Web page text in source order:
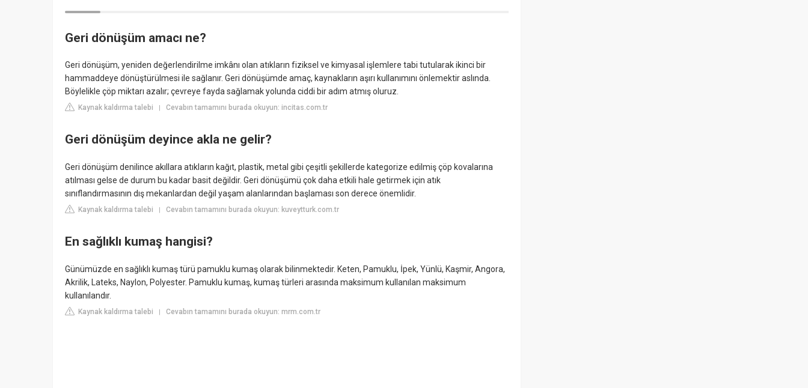
Geri dönüşüm amacı ne?
Geri dönüşüm, yeniden değerlendirilme imkânı olan atıkların fiziksel ve kimyasal işlemlere tabi tutularak ikinci bir
hammaddeye dönüştürülmesi ile sağlanır. Geri dönüşümde amaç, kaynakların aşırı kullanımını önlemektir aslında.
Böylelikle çöp miktarı azalır; çevreye fayda sağlamak yolunda ciddi bir adım atmış oluruz.
Kaynak kaldırma talebi | Cevabın tamamını burada okuyun: incitas.com.tr
Geri dönüşüm deyince akla ne gelir?
Geri dönüşüm denilince akıllara atıkların kağıt, plastik, metal gibi çeşitli şekillerde kategorize edilmiş çöp kovalarına
atılması gelse de durum bu kadar basit değildir. Geri dönüşümü çok daha etkili hale getirmek için atık
sınıflandırmasının dış mekanlardan değil yaşam alanlarından başlaması son derece önemlidir.
Kaynak kaldırma talebi | Cevabın tamamını burada okuyun: kuveytturk.com.tr
En sağlıklı kumaş hangisi?
Günümüzde en sağlıklı kumaş türü pamuklu kumaş olarak bilinmektedir. Keten, Pamuklu, İpek, Yünlü, Kaşmir, Angora,
Akrilik, Lateks, Naylon, Polyester. Pamuklu kumaş, kumaş türleri arasında maksimum kullanılan maksimum
kullanılandır.
Kaynak kaldırma talebi | Cevabın tamamını burada okuyun: mrm.com.tr